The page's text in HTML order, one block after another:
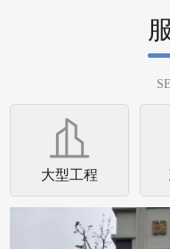
大型工程
西部金融培训学
9月25日圆满完成
查看详情